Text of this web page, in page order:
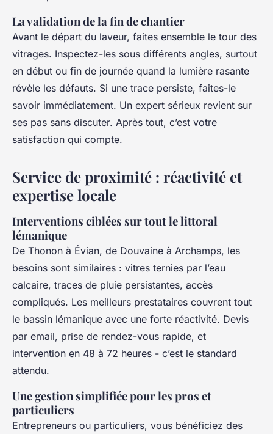
La validation de la fin de chantier
Avant le départ du laveur, faites ensemble le tour des
vitrages. Inspectez-les sous différents angles, surtout
en début ou fin de journée quand la lumière rasante
révèle les défauts. Si une trace persiste, faites-le
savoir immédiatement. Un expert sérieux revient sur
ses pas sans discuter. Après tout, c’est votre
satisfaction qui compte.
Service de proximité : réactivité et
expertise locale
Interventions ciblées sur tout le littoral
lémanique
De Thonon à Évian, de Douvaine à Archamps, les
besoins sont similaires : vitres ternies par l’eau
calcaire, traces de pluie persistantes, accès
compliqués. Les meilleurs prestataires couvrent tout
le bassin lémanique avec une forte réactivité. Devis
par email, prise de rendez-vous rapide, et
intervention en 48 à 72 heures - c’est le standard
attendu.
Une gestion simplifiée pour les pros et
particuliers
Entrepreneurs ou particuliers, vous bénéficiez des